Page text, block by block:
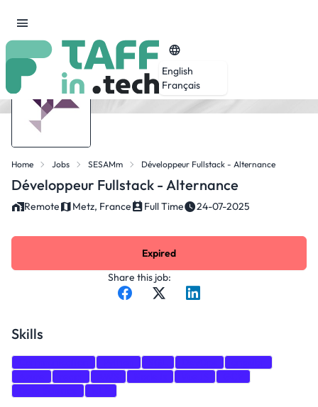
English
Français
Home Jobs SESAMm Développeur Fullstack - Alternance
Développeur Fullstack - Alternance
Remote Metz, France Full Time 24-07-2025
Share this job:
Expired
Skills